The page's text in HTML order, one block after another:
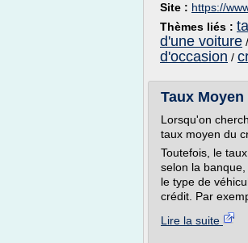
Site : https://
Thèmes liés :
d'une voiture /
d'occasion /
Taux
Lorsqu'on
taux moyen du
Toutefois, le
selon la
le type de
crédit. Par
Lire la suite